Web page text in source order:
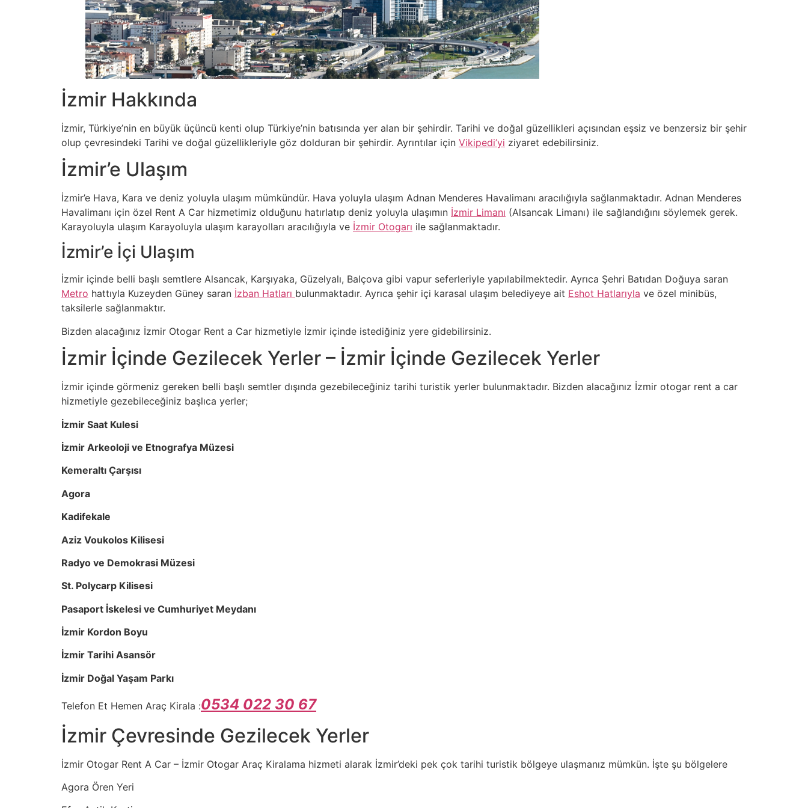
İzmir Hakkında
İzmir, Türkiye’nin en büyük üçüncü kenti olup Türkiye’nin batısında yer alan bir şehirdir. Tarihi ve doğal güzellikleri açısından eşsiz ve benzersiz bir şehir
olup çevresindeki Tarihi ve doğal güzellikleriyle göz dolduran bir şehirdir. Ayrıntılar için Vikipedi’yi ziyaret edebilirsiniz.
İzmir’e Ulaşım
İzmir’e Hava, Kara ve deniz yoluyla ulaşım mümkündür. Hava yoluyla ulaşım Adnan Menderes Havalimanı aracılığıyla sağlanmaktadır. Adnan Menderes
Havalimanı için özel Rent A Car hizmetimiz olduğunu hatırlatıp deniz yoluyla ulaşımın İzmir Limanı (Alsancak Limanı) ile sağlandığını söylemek gerek.
Karayoluyla ulaşım Karayoluyla ulaşım karayolları aracılığıyla ve İzmir Otogarı ile sağlanmaktadır.
İzmir’e İçi Ulaşım
İzmir içinde belli başlı semtlere Alsancak, Karşıyaka, Güzelyalı, Balçova gibi vapur seferleriyle yapılabilmektedir. Ayrıca Şehri Batıdan Doğuya saran
Metro hattıyla Kuzeyden Güney saran İzban Hatları bulunmaktadır. Ayrıca şehir içi karasal ulaşım belediyeye ait Eshot Hatlarıyla ve özel minibüs,
taksilerle sağlanmaktır.
Bizden alacağınız İzmir Otogar Rent a Car hizmetiyle İzmir içinde istediğiniz yere gidebilirsiniz.
İzmir İçinde Gezilecek Yerler – İzmir İçinde Gezilecek Yerler
İzmir içinde görmeniz gereken belli başlı semtler dışında gezebileceğiniz tarihi turistik yerler bulunmaktadır. Bizden alacağınız İzmir otogar rent a car
hizmetiyle gezebileceğiniz başlıca yerler;
İzmir Saat Kulesi
İzmir Arkeoloji ve Etnografya Müzesi
Kemeraltı Çarşısı
Agora
Kadifekale
Aziz Voukolos Kilisesi
Radyo ve Demokrasi Müzesi
St. Polycarp Kilisesi
Pasaport İskelesi ve Cumhuriyet Meydanı
İzmir Kordon Boyu
İzmir Tarihi Asansör
İzmir Doğal Yaşam Parkı
Telefon Et Hemen Araç Kirala :0534 022 30 67
İzmir Çevresinde Gezilecek Yerler
İzmir Otogar Rent A Car – İzmir Otogar Araç Kiralama hizmeti alarak İzmir’deki pek çok tarihi turistik bölgeye ulaşmanız mümkün. İşte şu bölgelere
Agora Ören Yeri